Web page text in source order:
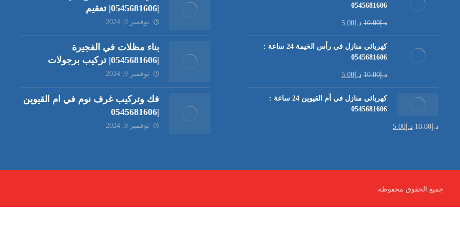
0545681606
د.إ10.00 د.إ 5.00
كهربائي منازل في رأس الخيمة 24 ساعة :
0545681606
د.إ10.00 د.إ 5.00
كهربائي منازل في أم القيوين 24 ساعة :
0545681606
د.إ10.00 د.إ 5.00
|0545681606| تعقيم
نوفمبر 9, 2024
بناء مظلات في الفجيرة
|0545681606| تركيب برجولات
نوفمبر 9, 2024
فك وتركيب غرف نوم في ام القيوين
|0545681606
نوفمبر 9, 2024
جميع الحقوق محفوظة